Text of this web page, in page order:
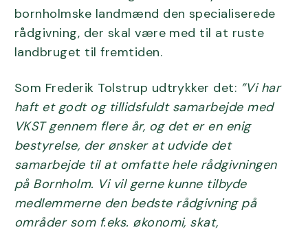
bornholmske landmænd den specialiserede
rådgivning, der skal være med til at ruste
landbruget til fremtiden.
Som Frederik Tolstrup udtrykker det: ”Vi har
haft et godt og tillidsfuldt samarbejde med
VKST gennem flere år, og det er en enig
bestyrelse, der ønsker at udvide det
samarbejde til at omfatte hele rådgivningen
på Bornholm. Vi vil gerne kunne tilbyde
medlemmerne den bedste rådgivning på
områder som f.eks. økonomi, skat,